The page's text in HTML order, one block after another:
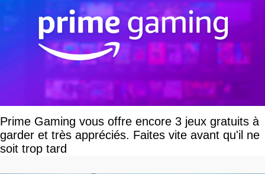
Prime Gaming vous offre encore 3 jeux gratuits à
garder et très appréciés. Faites vite avant qu'il ne
soit trop tard